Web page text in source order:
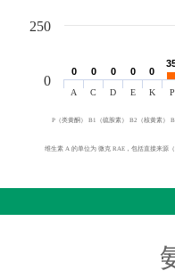
0
0 0
0 0
0 0
0 0
0
A C D E K P
0
250
P（类黄酮） B1（硫胺素） B2（核黄素）
维生素 A 的单位为 微克 RAE，包括直接来源